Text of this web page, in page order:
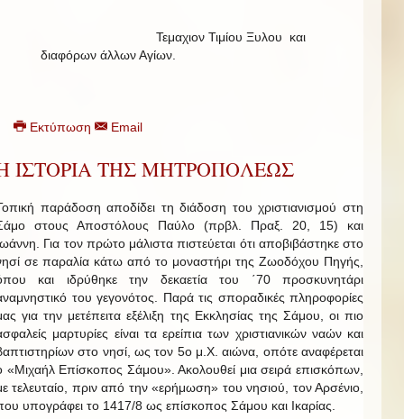
Τεμαχιον Τιμίου Ξυλου και
διαφόρων άλλων Αγίων.
Εκτύπωση Email
ΙΣΤΟΡΙΑ ΤΗΣ ΜΗΤΡΟΠΟΛΕΩΣ
παράδοση αποδίδει τη διάδοση του χριστιανισμού στη
στους Αποστόλους Παύλο (πρβλ. Πραξ. 20, 15) και
Για τον πρώτο μάλιστα πιστεύεται ότι αποβιβάστηκε στο
σε παραλία κάτω από το μοναστήρι της Ζωοδόχου Πηγής,
και ιδρύθηκε την δεκαετία του ΄70 προσκυνητάρι
του γεγονότος. Παρά τις σποραδικές πληροφορίες
για την μετέπειτα εξέλιξη της Εκκλησίας της Σάμου, οι πιο
μαρτυρίες είναι τα ερείπια των χριστιανικών ναών και
στο νησί, ως τον 5ο μ.Χ. αιώνα, οπότε αναφέρεται
«Μιχαήλ Επίσκοπος Σάμου». Ακολουθεί μια σειρά επισκόπων,
τελευταίο, πριν από την «ερήμωση» του νησιού, τον Αρσένιο,
υπογράφει το 1417/8 ως επίσκοπος Σάμου και Ικαρίας.